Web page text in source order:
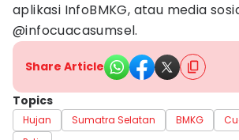
aplikasi InfoBMKG, atau media
@infocuacasumsel.
Share Article
Topics
Hujan Sumatra Selatan BMKG